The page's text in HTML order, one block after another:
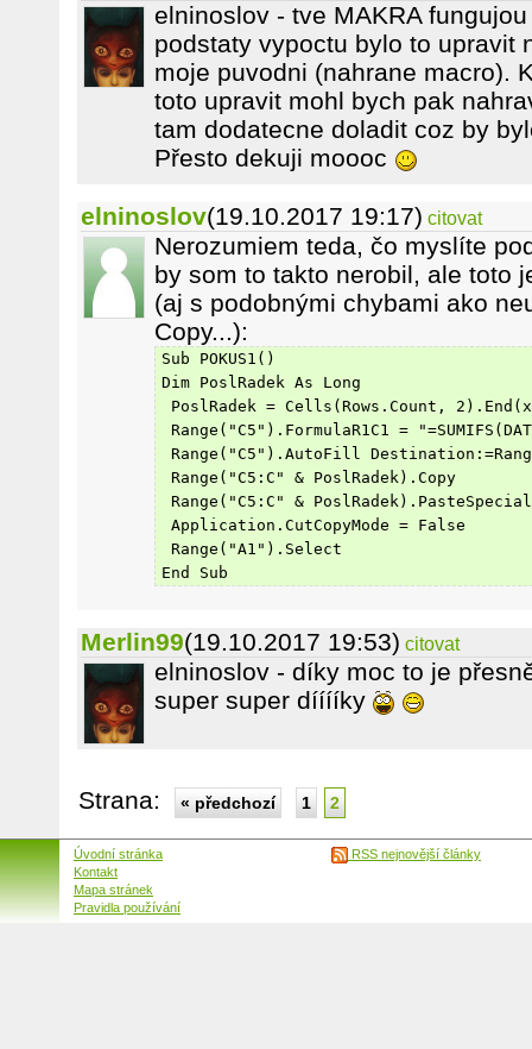
elninoslov - tve MAKRA
podstaty vypoctu bylo to upravit
moje puvodni (nahrane macro).
toto upravit mohl bych pak
tam dodatecne doladit coz by
Přesto dekuji moooc
elninoslov(19.10.2017 19:17) citovat
Nerozumiem teda, čo myslíte
by som to takto nerobil, ale toto
(aj s podobnými chybami ako
Copy...):
Sub POKUS1()
Dim PoslRadek As Long
PoslRadek = Cells(Rows.Count,
Range("C5").FormulaR1C1 =
Range("C5").AutoFill
Range("C5:C" & PoslRadek).Copy
Range("C5:C" &
Application.CutCopyMode = False
Range("A1").Select
End Sub
Merlin99(19.10.2017 19:53) citovat
elninoslov - díky moc to je
super super dííííky
Strana: « předchozí 1 2
Úvodní stránka
Kontakt
Mapa stránek
Pravidla používání
RSS nejnovější články